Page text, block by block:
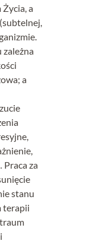
Życia, a
zależna
a
Praca za
stanu
terapii